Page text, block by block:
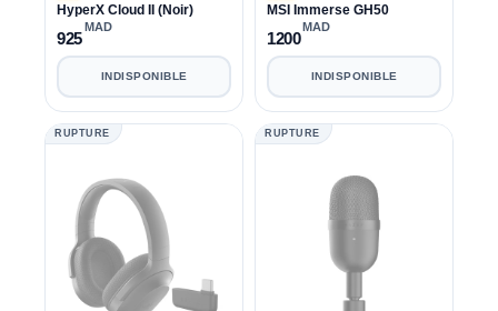
HyperX Cloud II (Noir)
925
MAD
INDISPONIBLE
MSI Immerse GH50
1200
MAD
INDISPONIBLE
RUPTURE RUPTURE